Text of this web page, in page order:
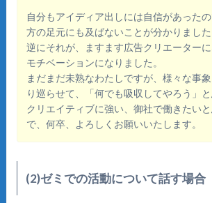
自分もアイディア出しには自信があった
方の足元にも及ばないことが分かりました
逆にそれが、ますます広告クリエーター
モチベーションになりました。
まだまだ未熟なわたしですが、様々な事
り巡らせて、「何でも吸収してやろう」と
クリエイティブに強い、御社で働きたい
で、何卒、よろしくお願いいたします。
(2)ゼミでの活動について話す場合